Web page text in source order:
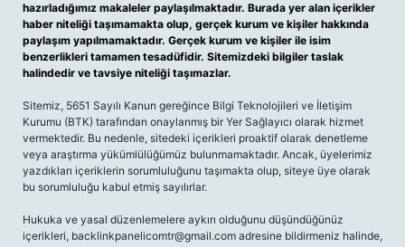
hazırladığımız makaleler paylaşılmaktadır. Burada yer alan içerikler
haber niteliği taşımamakta olup, gerçek kurum ve kişiler hakkında
paylaşım yapılmamaktadır. Gerçek kurum ve kişiler ile isim
benzerlikleri tamamen tesadüfidir. Sitemizdeki bilgiler taslak
halindedir ve tavsiye niteliği taşımazlar.
Sitemiz, 5651 Sayılı Kanun gereğince Bilgi Teknolojileri ve İletişim
Kurumu (BTK) tarafından onaylanmış bir Yer Sağlayıcı olarak hizmet
vermektedir. Bu nedenle, sitedeki içerikleri proaktif olarak denetleme
veya araştırma yükümlülüğümüz bulunmamaktadır. Ancak, üyelerimiz
yazdıkları içeriklerin sorumluluğunu taşımakta olup, siteye üye olarak
bu sorumluluğu kabul etmiş sayılırlar.
Hukuka ve yasal düzenlemelere aykırı olduğunu düşündüğünüz
içerikleri, backlinkpanelicomtr@gmail.com adresine bildirmeniz halinde,